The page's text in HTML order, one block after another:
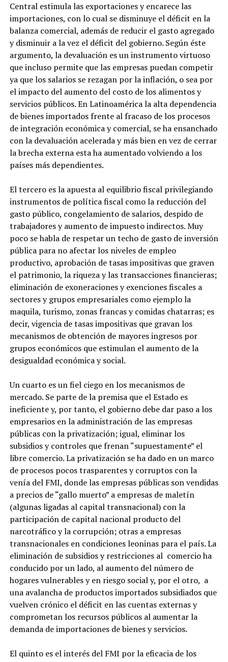
Central estimula las exportaciones y encarece las
importaciones, con lo cual se disminuye el déficit en la
balanza comercial, además de reducir el gasto agregado
y disminuir a la vez el déficit del gobierno. Según éste
argumento, la devaluación es un instrumento virtuoso
que incluso permite que las empresas puedan competir
ya que los salarios se rezagan por la inflación, o sea por
el impacto del aumento del costo de los alimentos y
servicios públicos. En Latinoamérica la alta dependencia
de bienes importados frente al fracaso de los procesos
de integración económica y comercial, se ha ensanchado
con la devaluación acelerada y más bien en vez de cerrar
la brecha externa esta ha aumentado volviendo a los
países más dependientes.
El tercero es la apuesta al equilibrio fiscal privilegiando
instrumentos de política fiscal como la reducción del
gasto público, congelamiento de salarios, despido de
trabajadores y aumento de impuesto indirectos. Muy
poco se habla de respetar un techo de gasto de inversión
pública para no afectar los niveles de empleo
productivo, aprobación de tasas impositivas que graven
el patrimonio, la riqueza y las transacciones financieras;
eliminación de exoneraciones y exenciones fiscales a
sectores y grupos empresariales como ejemplo la
maquila, turismo, zonas francas y comidas chatarras; es
decir, vigencia de tasas impositivas que gravan los
mecanismos de obtención de mayores ingresos por
grupos económicos que estimulan el aumento de la
desigualdad económica y social.
Un cuarto es un fiel ciego en los mecanismos de
mercado. Se parte de la premisa que el Estado es
ineficiente y, por tanto, el gobierno debe dar paso a los
empresarios en la administración de las empresas
públicas con la privatización; igual, eliminar los
subsidios y controles que frenan “supuestamente” el
libre comercio. La privatización se ha dado en un marco
de procesos pocos trasparentes y corruptos con la
venía del FMI, donde las empresas públicas son vendidas
a precios de “gallo muerto” a empresas de maletín
(algunas ligadas al capital transnacional) con la
participación de capital nacional producto del
narcotráfico y la corrupción; otras a empresas
transnacionales en condiciones leoninas para el país. La
eliminación de subsidios y restricciones al comercio ha
conducido por un lado, al aumento del número de
hogares vulnerables y en riesgo social y, por el otro, a
una avalancha de productos importados subsidiados que
vuelven crónico el déficit en las cuentas externas y
comprometan los recursos públicos al aumentar la
demanda de importaciones de bienes y servicios.
El quinto es el interés del FMI por la eficacia de los